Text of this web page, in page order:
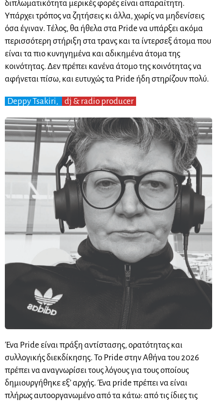
διπλωματικότητα μερικές φορές είναι απαραίτητη.
Υπάρχει τρόπος να ζητήσεις κι άλλα, χωρίς να μηδενίσεις
όσα έγιναν. Τέλος, θα ήθελα στα Pride να υπάρξει ακόμα
περισσότερη στήριξη στα τρανς και τα ίντερσεξ άτομα που
είναι τα πιο κυνηγημένα και αδικημένα άτομα της
κοινότητας. Δεν πρέπει κανένα άτομο της κοινότητας να
αφήνεται πίσω, και ευτυχώς τα Pride ήδη στηρίζουν πολύ.
Deppy Tsakiri, dj & radio producer
Ένα Pride είναι πράξη αντίστασης, ορατότητας και
συλλογικής διεκδίκησης. Το Pride στην Αθήνα του 2026
πρέπει να αναγνωρίσει τους λόγους για τους οποίους
δημιουργήθηκε εξ’ αρχής. Ένα pride πρέπει να είναι
πλήρως αυτοοργανωμένο από τα κάτω: από τις ίδιες τις